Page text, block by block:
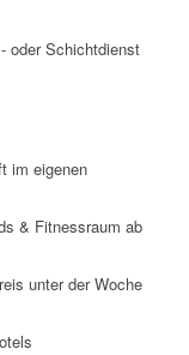
oder Schichtdienst
im eigenen
& Fitnessraum ab
unter der Woche